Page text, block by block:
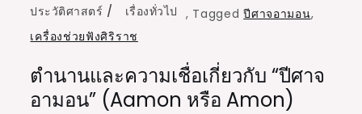
ประวัติศาสตร์ ,
เรื่องทั่วไป Taggedปีศาจอามอน,
เครื่องช่วยฟังศิริราช
ตำนานและความเชื่อเกี่ยวกับ “ปีศาจ
อามอน” (Aamon หรือ Amon)